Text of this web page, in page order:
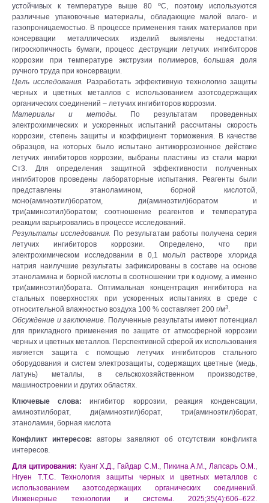
устойчивых к температуре выше 80оС, поэтому используются
различные упаковочные материалы, обладающие малой влаго- и
газопроницаемостью. В процессе применения таких материалов при
консервации металлических изделий выявлены недостатки:
гигроскопичность бумаги, процесс деструкции летучих ингибиторов
коррозии при температуре экструзии полимеров, большая доля
ручного труда при консервации.
Цель исследования. Разработать эффективную технологию защиты
черных и цветных металлов с использованием азотсодержащих
органических соединений – летучих ингибиторов коррозии.
Материалы и методы. По результатам проведенных
электрохимических и ускоренных испытаний рассчитаны скорость
коррозии, степень защиты и коэффициент торможения. В качестве
образцов, на которых было испытано антикоррозионное действие
летучих ингибиторов коррозии, выбраны пластины из стали марки
Ст3. Для определения защитной эффективности полученных
ингибиторов проведены лабораторные испытания. Реагенты были
представлены этаноламином, борной кислотой,
моно(аминоэтил)боратом, ди(аминоэтил)боратом и
три(аминоэтил)боратом; соотношение реагентов и температура
реакции варьировались в процессе исследований.
Результаты исследования. По результатам работы получена серия
летучих ингибиторов коррозии. Определено, что при
электрохимическом исследовании в 0,1 моль/л растворе хлорида
натрия наилучшие результаты зафиксированы в составе на основе
этаноламина и борной кислоты в соотношении три к одному, а именно
три(аминоэтил)бората. Оптимальная концентрация ингибитора на
стальных поверхностях при ускоренных испытаниях в среде с
относительной влажностью воздуха 100 % составляет 200 г/м3.
Обсуждение и заключение. Полученные результаты имеют потенциал
для прикладного применения по защите от атмосферной коррозии
черных и цветных металлов. Перспективной сферой их использования
является защита с помощью летучих ингибиторов стального
оборудования и систем электрозащиты, содержащих цветные (медь,
латунь) металлы, в сельскохозяйственном производстве,
машиностроении и других областях.
Ключевые слова: ингибитор коррозии, реакция конденсации,
аминоэтилборат, ди(аминоэтил)борат, три(аминоэтил)борат,
этаноламин, борная кислота
Конфликт интересов: авторы заявляют об отсутствии конфликта
интересов.
Для цитирования: Куанг Х.Д., Гайдар С.М., Пикина А.М., Лапсарь О.М.,
Нгуен Т.Т.С. Технология защиты черных и цветных металлов c
использованием азотсодержащих органических соединений.
Инженерные технологии и системы. 2025;35(4):606–622.